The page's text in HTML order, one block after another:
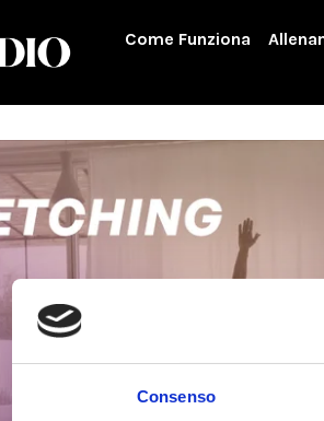
Consenso
Come Funziona